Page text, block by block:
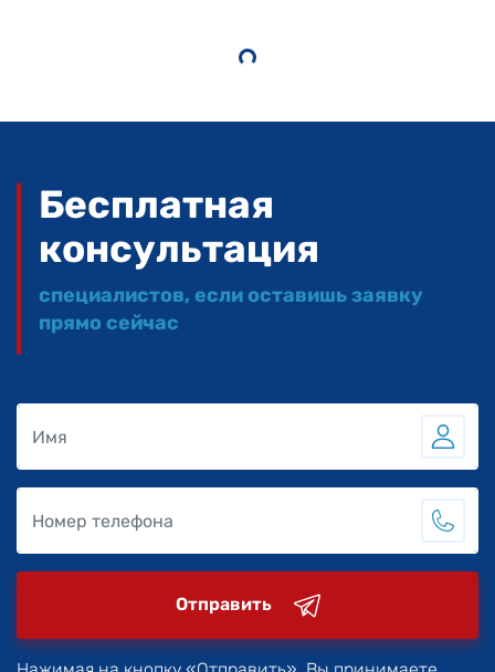
Бесплатная
консультация
специалистов, если оставишь заявку
прямо сейчас
Отправить